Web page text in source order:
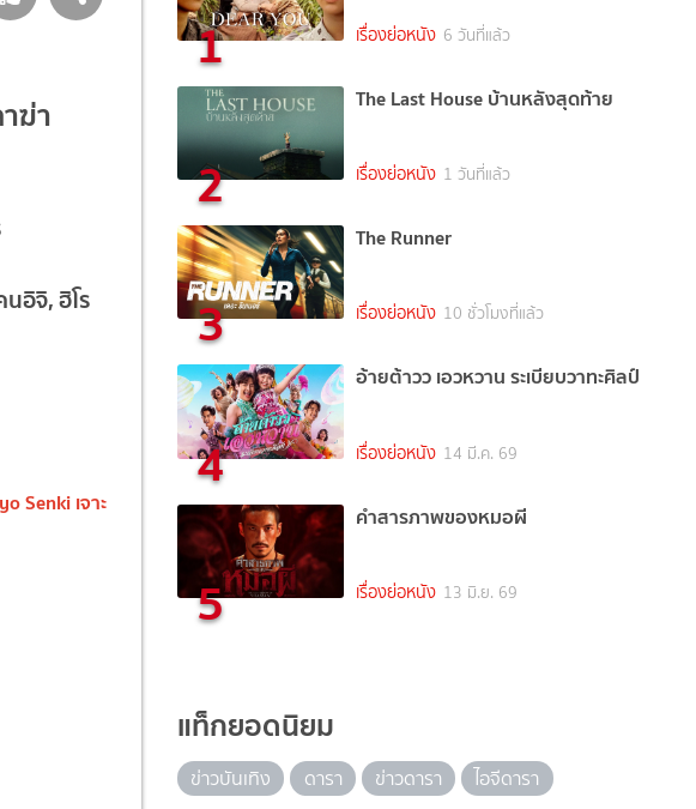
ฆ่า
อิจิ, ฮิโร
Senki เจาะ
1 เรื่องย่อหนัง 6 วันที่แล้ว
2
The Last House บ้านหลังสุดท้าย
เรื่องย่อหนัง 1 วันที่แล้ว
3
The Runner
เรื่องย่อหนัง 10 ชั่วโมงที่แล้ว
4
อ้ายต้าวว เอวหวาน ระเบียบวาทะศิลป์
เรื่องย่อหนัง 14 มี.ค. 69
5
คำสารภาพของหมอผี
เรื่องย่อหนัง 13 มิ.ย. 69
แท็กยอดนิยม
ข่าวบันเทิง ดารา ข่าวดารา
ไอจีดารา